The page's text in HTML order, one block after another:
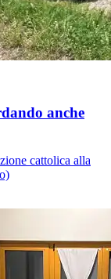
anche
cattolica alla